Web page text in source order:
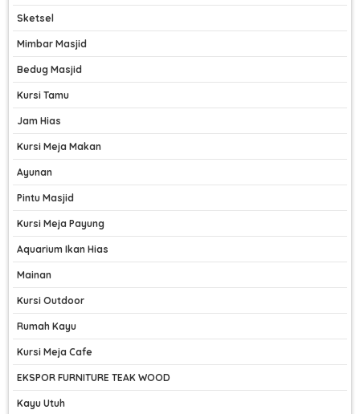
Sketsel
Mimbar Masjid
Bedug Masjid
Kursi Tamu
Jam Hias
Kursi Meja Makan
Ayunan
Pintu Masjid
Kursi Meja Payung
Aquarium Ikan Hias
Mainan
Kursi Outdoor
Rumah Kayu
Kursi Meja Cafe
EKSPOR FURNITURE TEAK WOOD
Kayu Utuh